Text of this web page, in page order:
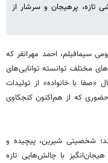
تازه، پرهیجان و سرشار از
سیمافیلم، احمد مهرانفر که
مختلف توانسته توانایی‌های
«صفا با خانواده» از تولیدات
که از هم‌اکنون کنجکاوی
شخصیتی شیرین، پیچیده و
با چالش‌هایی تازه